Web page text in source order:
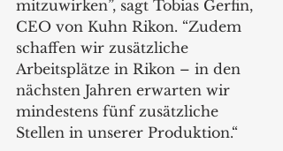
mitzuwirken”, sagt Tobias Gerfin,
CEO von Kuhn Rikon. “Zudem
schaffen wir zusätzliche
Arbeitsplätze in Rikon – in den
nächsten Jahren erwarten wir
mindestens fünf zusätzliche
Stellen in unserer Produktion.“